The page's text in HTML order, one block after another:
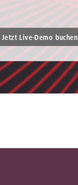
Jetzt Live-Demo buchen